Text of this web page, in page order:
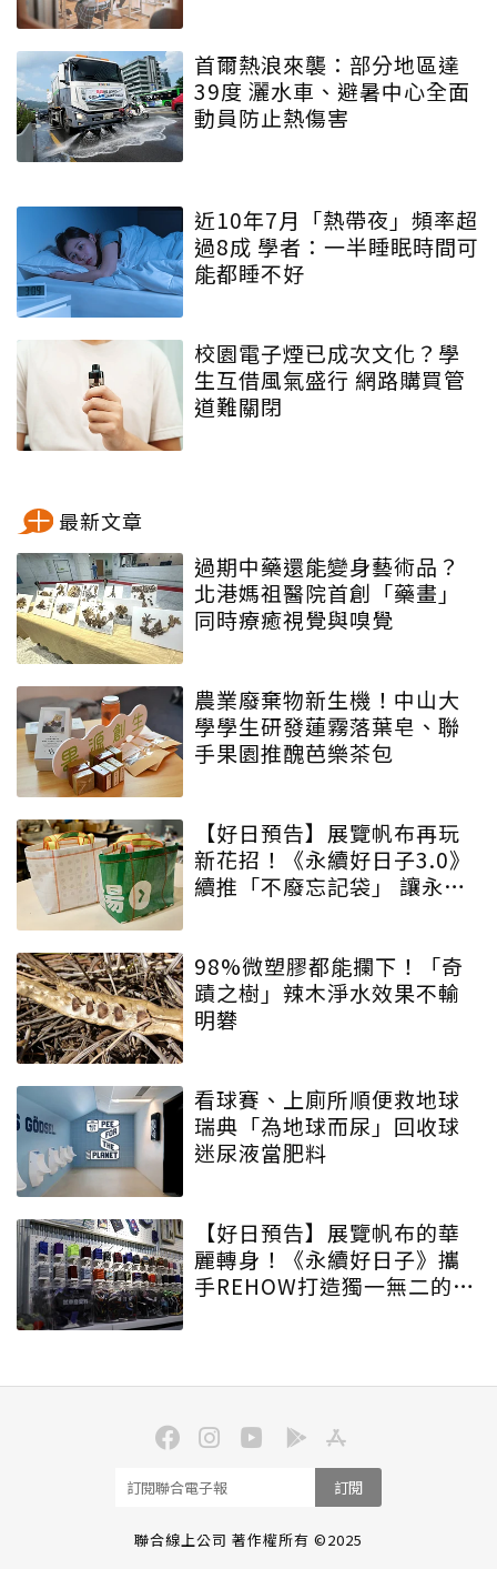
首爾熱浪來襲：部分地區達
39度 灑水車、避暑中心全面
動員防止熱傷害
近10年7月「熱帶夜」頻率超
過8成 學者：一半睡眠時間可
能都睡不好
校園電子煙已成次文化？學
生互借風氣盛行 網路購買管
道難關閉
最新文章
過期中藥還能變身藝術品？
北港媽祖醫院首創「藥畫」
同時療癒視覺與嗅覺
農業廢棄物新生機！中山大
學學生研發蓮霧落葉皂、聯
手果園推醜芭樂茶包
【好日預告】展覽帆布再玩
新花招！《永續好日子3.0》
續推「不廢忘記袋」 讓永續
98%微塑膠都能攔下！「奇
蹟之樹」辣木淨水效果不輸
明礬
看球賽、上廁所順便救地球
瑞典「為地球而尿」回收球
迷尿液當肥料
【好日預告】展覽帆布的華
麗轉身！《永續好日子》攜
手REHOW打造獨一無二的
訂閱
聯合線上公司 著作權所有 ©2025